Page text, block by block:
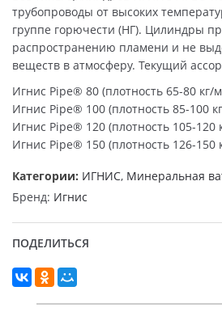
трубопроводы от высоких
группе горючести (НГ). Цилиндры
распространению пламени и не
веществ в атмосферу. Текущий
Игнис Pipe® 80 (плотность 65-80 кг/
Игнис Pipe® 100 (плотность 85-100
Игнис Pipe® 120 (плотность 105-120
Игнис Pipe® 150 (плотность 126-150
Категории: ИГНИС, Минеральная
Бренд: Игнис
ПОДЕЛИТЬСЯ